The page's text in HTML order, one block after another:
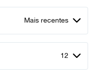
Mais recentes
12